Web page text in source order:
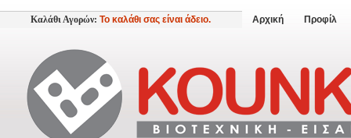
Καλάθι Αγορών:Το καλάθι σας είναι άδειο. Αρχική Προφίλ